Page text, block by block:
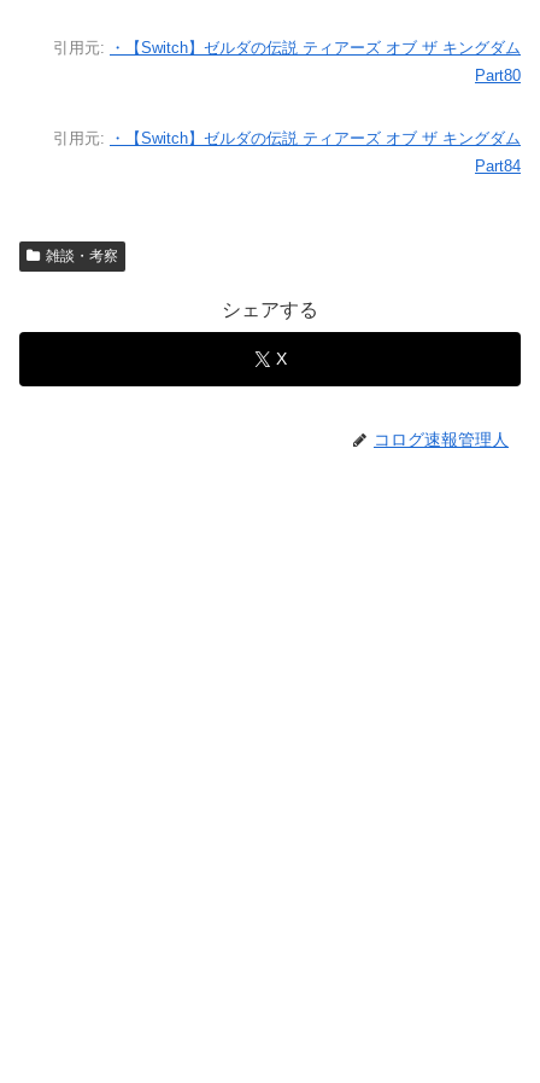
引用元:
・【Switch】ゼルダの伝説 ティアーズ オブ ザ キングダム
Part80
引用元:
・【Switch】ゼルダの伝説 ティアーズ オブ ザ キングダム
Part84
雑談・考察
シェアする
X
コログ速報管理人